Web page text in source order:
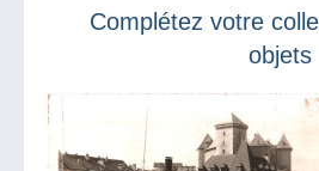
Complétez votre
objets